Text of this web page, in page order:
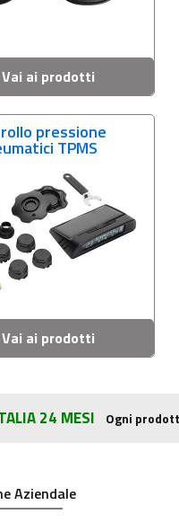
Vai ai prodotti
pressione
TPMS
Vai ai prodotti
24 MESI Ogni
Aziendale